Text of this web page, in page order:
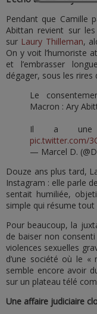
Pendant que Camille
Abittan revient sur
sur Laury Thilleman,
On y voit l’humoriste
et l’embrasser
dégager, sous les rires
Le
Macron : Ary
Il a une
pic.twitter.com/
— Marcel D.
Douze ans plus tard,
Instagram : elle parle
sentait humiliée,
simple qui résume tout
Pour beaucoup, la
de baiser non
violences sexuelles
d’une société où le
semble encore avoir
sur un plateau télé
Une affaire judiciaire